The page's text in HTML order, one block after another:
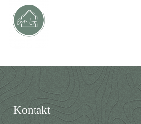
Kontakt